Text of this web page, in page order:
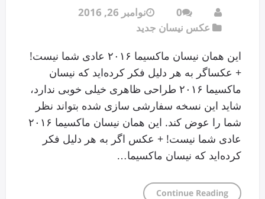
0
نوامبر 26, 2016
عکس نیسان جدید
این همان نیسان ماکسیما ۲۰۱۶ عادی شما نیست!
+ عکساگر به هر دلیل فکر کرده‌اید که نیسان
ماکسیما ۲۰۱۶ طراحی ظاهری خیلی خوبی ندارد،
شاید این نسخه سفارشی سازی شده بتواند نظر
شما را عوض کند. این همان نیسان ماکسیما ۲۰۱۶
عادی شما نیست! + عکس اگر به هر دلیل فکر
کرده‌اید که نیسان ماکسیما…
Continue Reading